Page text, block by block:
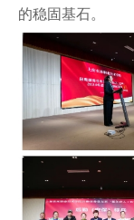
的稳固基石。